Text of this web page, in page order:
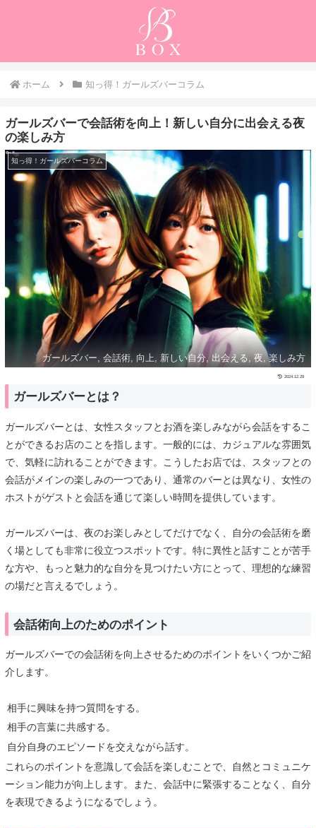
ホーム 知っ得！ガールズバーコラム
ガールズバーで会話術を向上！新しい自分に出会える夜
の楽しみ方
知っ得！ガールズバーコラム
ガールズバー, 会話術, 向上, 新しい自分, 出会える, 夜, 楽しみ方
2024.12.29
ガールズバーとは？
ガールズバーとは、女性スタッフとお酒を楽しみながら会話をするこ
とができるお店のことを指します。一般的には、カジュアルな雰囲気
で、気軽に訪れることができます。こうしたお店では、スタッフとの
会話がメインの楽しみの一つであり、通常のバーとは異なり、女性の
ホストがゲストと会話を通じて楽しい時間を提供しています。
ガールズバーは、夜のお楽しみとしてだけでなく、自分の会話術を磨
く場としても非常に役立つスポットです。特に異性と話すことが苦手
な方や、もっと魅力的な自分を見つけたい方にとって、理想的な練習
の場だと言えるでしょう。
会話術向上のためのポイント
ガールズバーでの会話術を向上させるためのポイントをいくつかご紹
介します。
相手に興味を持つ質問をする。
相手の言葉に共感する。
自分自身のエピソードを交えながら話す。
これらのポイントを意識して会話を楽しむことで、自然とコミュニケ
ーション能力が向上します。また、会話中に緊張することなく、自分
を表現できるようになるでしょう。